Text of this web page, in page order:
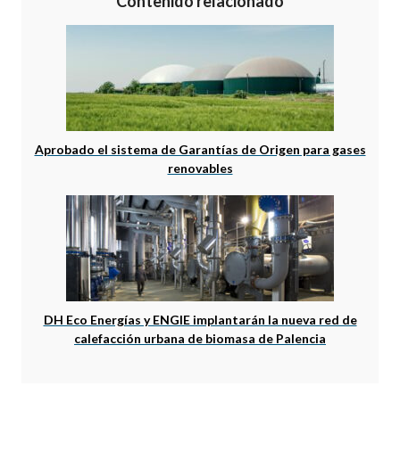
Aprobado el sistema de Garantías de Origen para gases
renovables
DH Eco Energías y ENGIE implantarán la nueva red de
calefacción urbana de biomasa de Palencia